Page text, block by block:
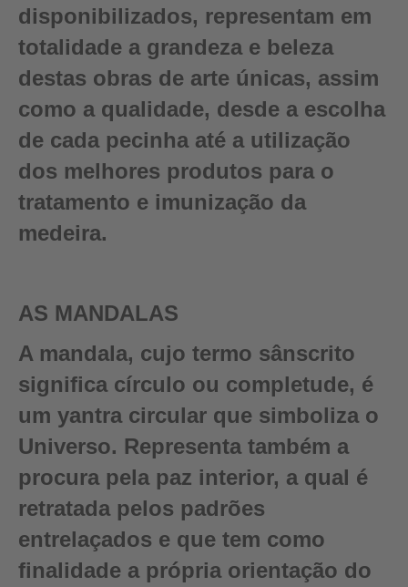
disponibilizados, representam em
totalidade a grandeza e beleza
destas obras de arte únicas, assim
como a qualidade, desde a escolha
de cada pecinha até a utilização
dos melhores produtos para o
tratamento e imunização da
medeira.
AS MANDALAS
A mandala, cujo termo sânscrito
significa círculo ou completude, é
um yantra circular que simboliza o
Universo. Representa também a
procura pela paz interior, a qual é
retratada pelos padrões
entrelaçados e que tem como
finalidade a própria orientação do